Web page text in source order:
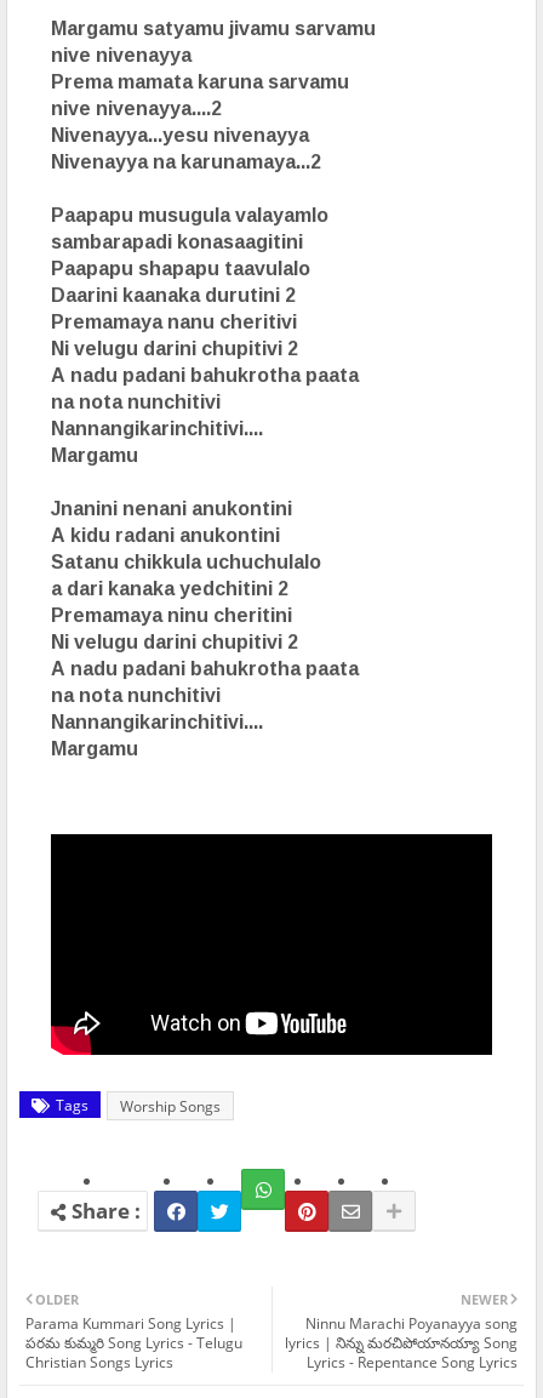
Margamu satyamu jivamu sarvamu
nive nivenayya
Prema mamata karuna sarvamu
nive nivenayya....2
Nivenayya...yesu nivenayya
Nivenayya na karunamaya...2
Paapapu musugula valayamlo
sambarapadi konasaagitini
Paapapu shapapu taavulalo
Daarini kaanaka durutini 2
Premamaya nanu cheritivi
Ni velugu darini chupitivi 2
A nadu padani bahukrotha paata
na nota nunchitivi
Nannangikarinchitivi....
Margamu
Jnanini nenani anukontini
A kidu radani anukontini
Satanu chikkula uchuchulalo
a dari kanaka yedchitini 2
Premamaya ninu cheritini
Ni velugu darini chupitivi 2
A nadu padani bahukrotha paata
na nota nunchitivi
Nannangikarinchitivi....
Margamu
Tags Worship Songs
NEWER
Ninnu Marachi Poyanayya song
lyrics | నిన్ను మరచిపోయానయ్యా Song
Lyrics - Repentance Song Lyrics
OLDER
Parama Kummari Song Lyrics |
పరమ కుమ్మరి Song Lyrics - Telugu
Christian Songs Lyrics